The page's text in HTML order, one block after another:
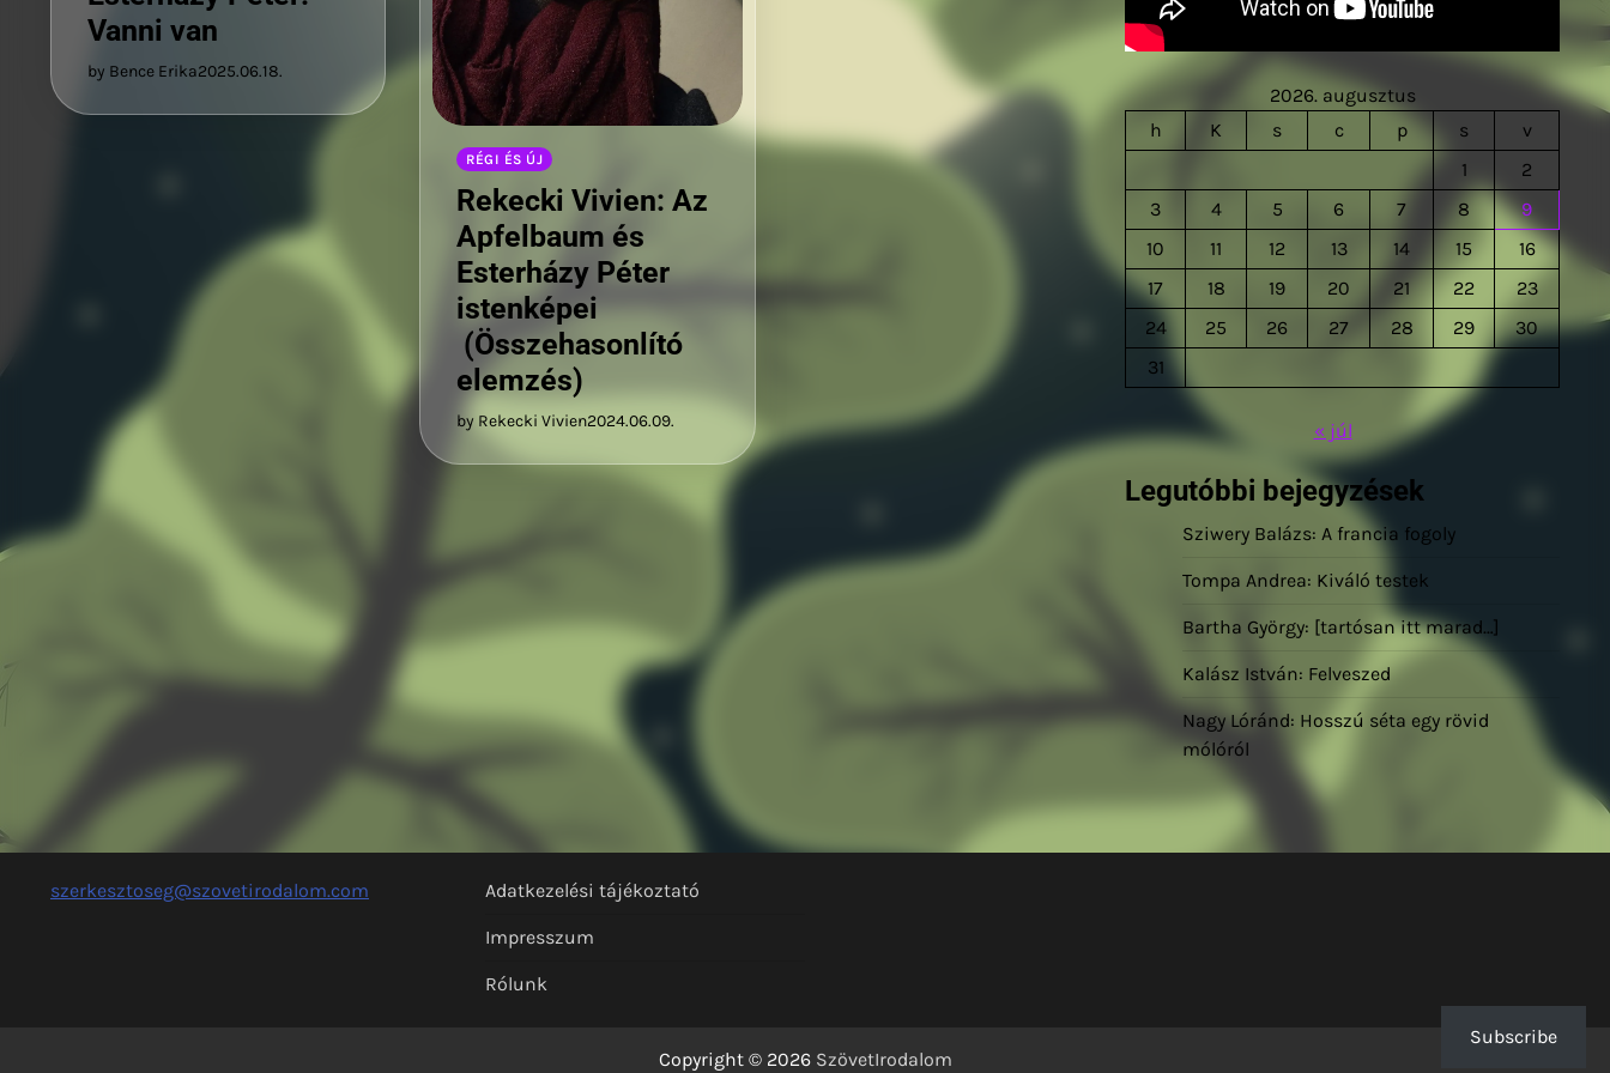
Vanni van
by Bence Erika2025.06.18.
RÉGI ÉS ÚJ
Rekecki Vivien: Az
Apfelbaum és
Esterházy Péter
istenképei
(Összehasonlító
elemzés)
by Rekecki Vivien2024.06.09.
2026. augusztus
h
K s c p s
v
1
2
3
4 5 6 7 8
9
10
11 12 13 14 15
16
17
18 19 20 21 22
23
24
25 26 27 28 29
30
31
« júl
Legutóbbi bejegyzések
Sziwery Balázs: A francia fogoly
Tompa Andrea: Kiváló testek
Bartha György: [tartósan itt marad…]
Kalász István: Felveszed
Nagy Lóránd: Hosszú séta egy rövid
mólóról
szerkesztoseg@szovetirodalom.com Adatkezelési tájékoztató
Impresszum
Rólunk
Copyright © 2026 SzövetIrodalom
Subscribe